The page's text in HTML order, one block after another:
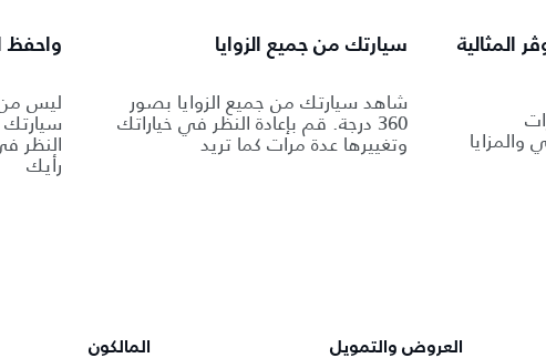
المثالية
سيارتك من جميع الزوايا
شاهد سيارتك من جميع الزوايا بصور
360 درجة. قم بإعادة النظر في خياراتك
وتغييرها عدة مرات كما تريد
واحفظ
ليس من
سيارتك
النظر
رأيك
العروض والتمويل المالكون